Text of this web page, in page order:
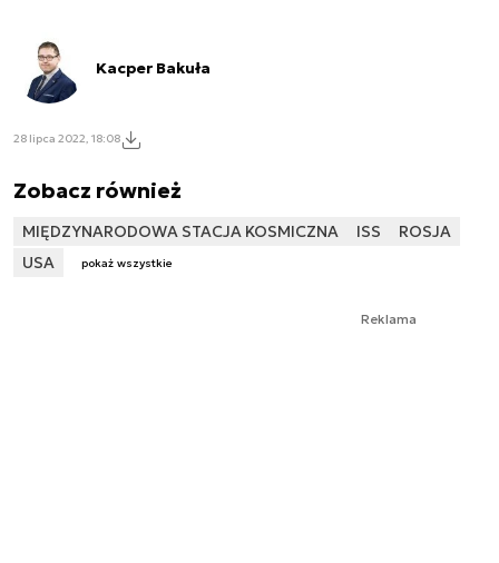
Kacper Bakuła
28 lipca 2022, 18:08
Zobacz również
MIĘDZYNARODOWA STACJA KOSMICZNA ISS
ROSJA
USA
pokaż wszystkie
Reklama